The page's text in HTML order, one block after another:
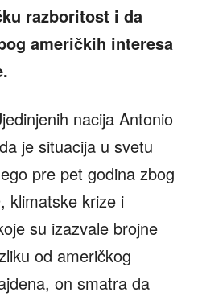
razboritost i da
američkih interesa
nacija Antonio
je situacija u svetu
pre pet godina zbog
klimatske krize i
su izazvale brojne
od američkog
on smatra da